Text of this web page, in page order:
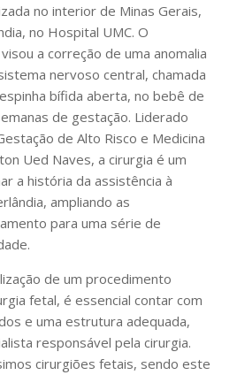
no interior de Minas Gerais,
no Hospital UMC. O
a correção de uma anomalia
nervoso central, chamada
bífida aberta, no bebê de
de gestação. Liderado
de Alto Risco e Medicina
Ued Naves, a cirurgia é um
a história da assistência à
ampliando as
para uma série de
de um procedimento
fetal, é essencial contar com
e uma estrutura adequada,
responsável pela cirurgia.
cirurgiões fetais, sendo este